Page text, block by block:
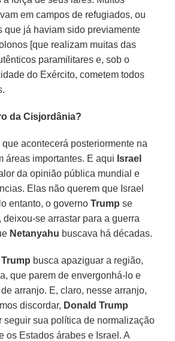
em campos de refugiados, ou
que já haviam sido previamente
[que realizam muitas das
paramilitares e, sob o
do Exército, cometem todos
da Cisjordânia?
que acontecerá posteriormente na
áreas importantes. E aqui Israel
da opinião pública mundial e
Elas não querem que Israel
entanto, o governo Trump se
deixou-se arrastar para a guerra
Netanyahu buscava há décadas.
Trump busca apaziguar a região,
que parem de envergonhá-lo e
arranjo. E, claro, nesse arranjo,
discordar, Donald Trump
seguir sua política de normalização
os Estados árabes e Israel. A